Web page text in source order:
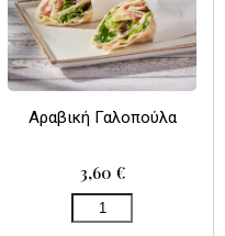
Αραβική Γαλοπούλα
3,60 €